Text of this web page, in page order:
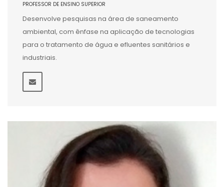
PROFESSOR DE ENSINO SUPERIOR
Desenvolve pesquisas na área de saneamento
ambiental, com ênfase na aplicação de tecnologias
para o tratamento de água e efluentes sanitários e
industriais.